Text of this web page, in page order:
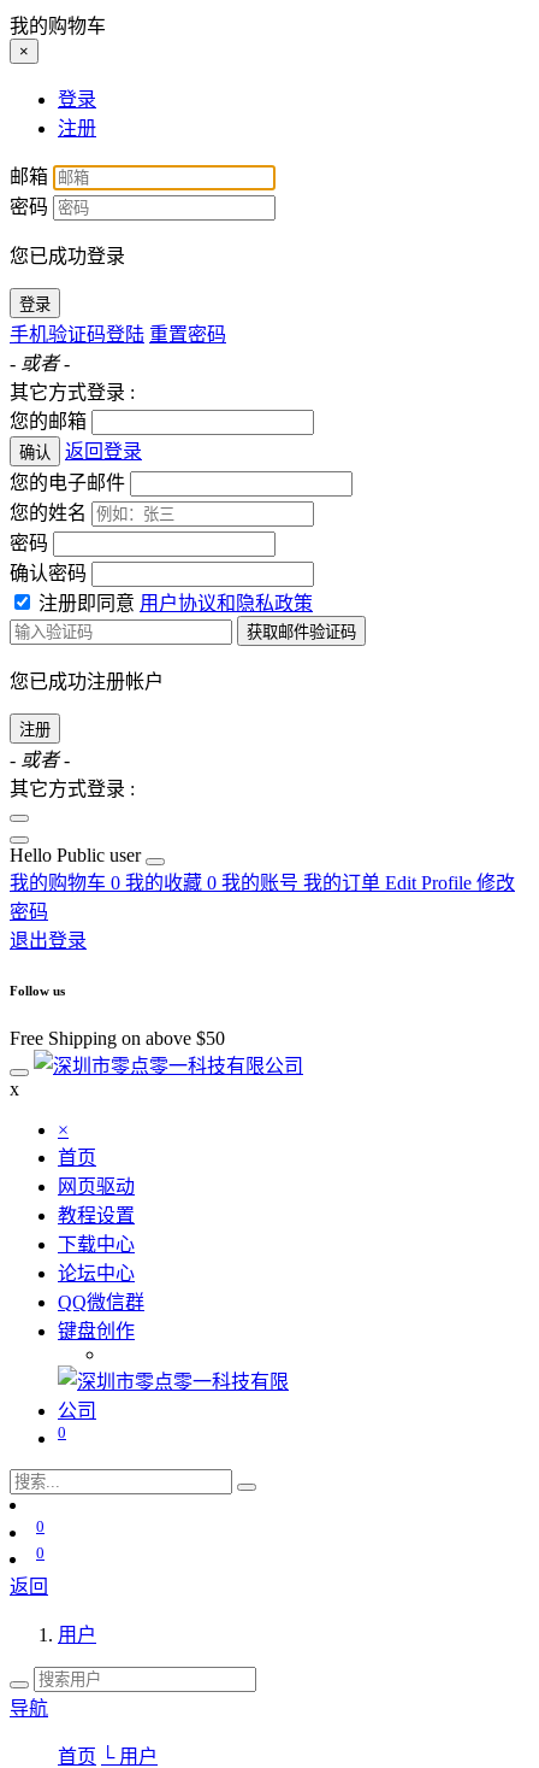
我的购物车
×
登录
注册
邮箱
密码
您已成功登录
登录
手机验证码登陆 重置密码
- 或者 -
其它方式登录 :
您的邮箱
确认
返回登录
您的电子邮件
您的姓名
密码
确认密码
注册即同意 用户协议和隐私政策
获取邮件验证码
您已成功注册帐户
注册
- 或者 -
其它方式登录 :
Hello Public user
我的购物车 0 我的收藏 0 我的账号 我的订单 Edit Profile 修改
密码
退出登录
Follow us
Free Shipping on above $50
x
×
首页
网页驱动
教程设置
下载中心
论坛中心
QQ微信群
键盘创作
0
0
0
返回
用户
导航
首页 └ 用户